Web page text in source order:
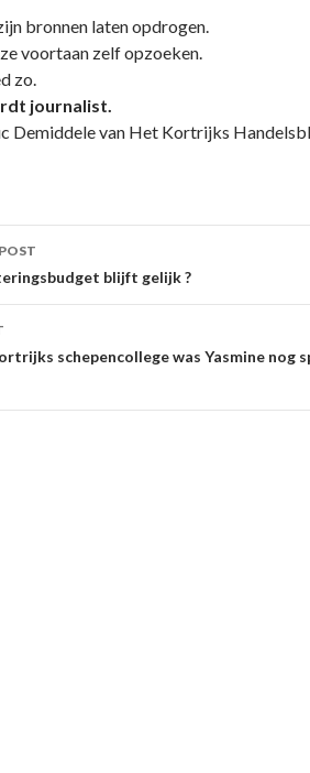
bronnen laten opdrogen.
voortaan zelf opzoeken.
zo.
journalist.
Demiddele van Het Kortrijks
blijft gelijk ?
schepencollege was Yasmine nog